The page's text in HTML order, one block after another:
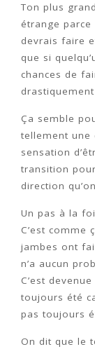
Ton plus
étrange
devrais faire
que si
chances de
Ça semble
tellement une
sensation
transition
direction
Un pas à la
C’est comme
jambes ont
n’a aucun
C’est
toujours été
pas toujours
On dit que le